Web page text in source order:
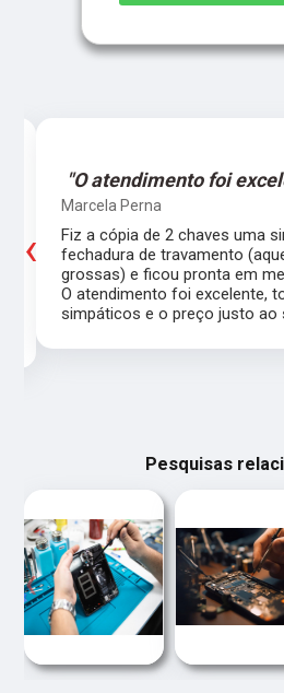
"O atendimento foi
Marcela Perna
Fiz a cópia de 2 chaves uma
fechadura de travamento
grossas) e ficou pronta em
O atendimento foi excelente,
simpáticos e o preço justo ao
‹
Pesquisas
‹